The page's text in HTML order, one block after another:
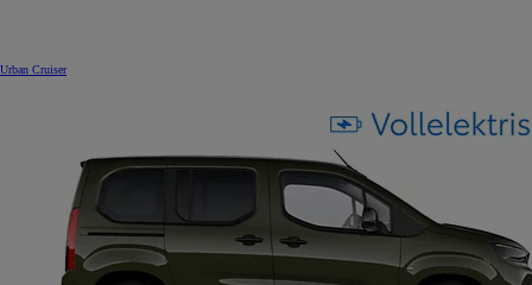
Urban Cruiser